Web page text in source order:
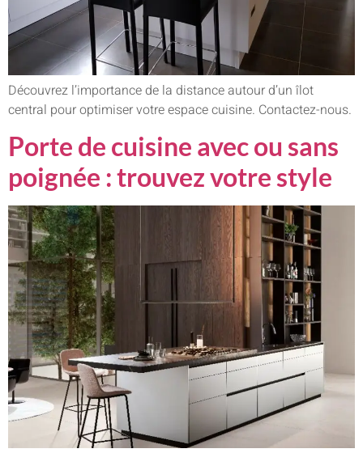
Découvrez l’importance de la distance autour d’un îlot
central pour optimiser votre espace cuisine. Contactez-nous.
Porte de cuisine avec ou sans
poignée : trouvez votre style